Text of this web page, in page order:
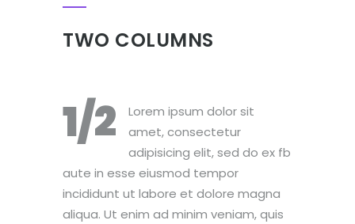
TWO COLUMNS
1/2
Lorem ipsum dolor sit
amet, consectetur
adipisicing elit, sed do ex fb
aute in esse eiusmod tempor
incididunt ut labore et dolore magna
aliqua. Ut enim ad minim veniam, quis